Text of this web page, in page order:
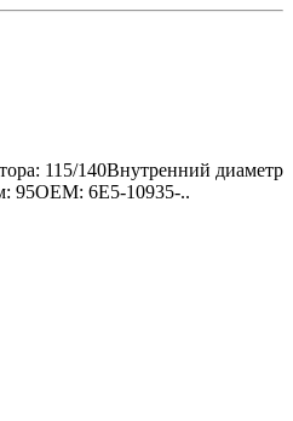
115/140Внутренний диаметр
95OEM: 6E5-10935-..